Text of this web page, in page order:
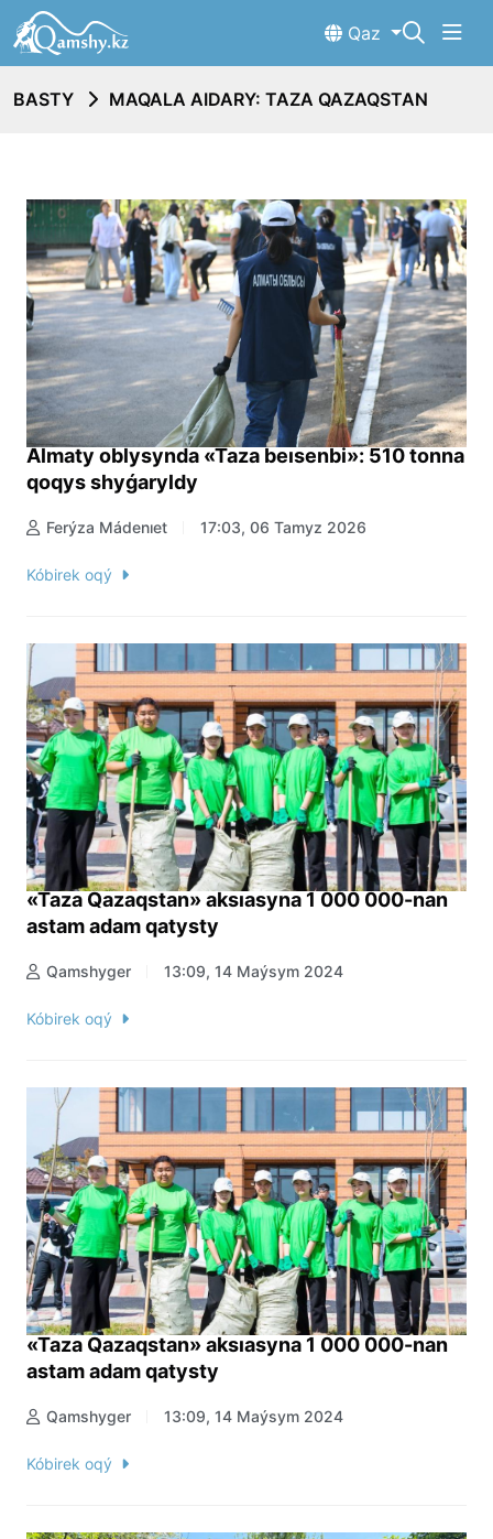
Qaz
BASTY MAQALA AIDARY: TAZA QAZAQSTAN
Almaty oblysynda «Taza beısenbi»: 510 tonna
qoqys shyǵaryldy
Ferýza Mádenıet 17:03, 06 Tamyz 2026
Kóbirek oqý
«Taza Qazaqstan» aksıasyna 1 000 000-nan
astam adam qatysty
Qamshyger 13:09, 14 Maýsym 2024
Kóbirek oqý
«Taza Qazaqstan» aksıasyna 1 000 000-nan
astam adam qatysty
Qamshyger 13:09, 14 Maýsym 2024
Kóbirek oqý